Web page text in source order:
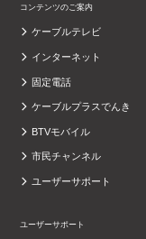
コンテンツのご案内
ケーブルテレビ
インターネット
固定電話
ケーブルプラスでんき
BTVモバイル
市民チャンネル
ユーザーサポート
ユーザーサポート